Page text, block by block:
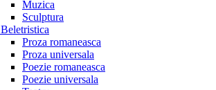
Muzica
Sculptura
Beletristica
Proza romaneasca
Proza universala
Poezie romaneasca
Poezie universala